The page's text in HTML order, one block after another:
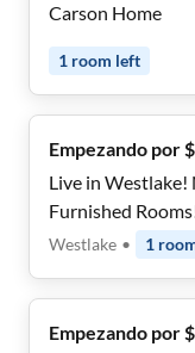
Carson Home
1 room left
Empezando por
Live in Westlake!
Furnished
Westlake • 1
Empezando por